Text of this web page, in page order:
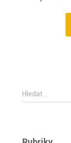
V
y
Hledat …